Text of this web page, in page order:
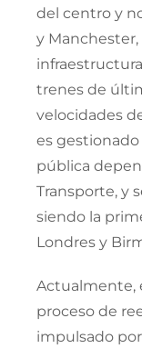
del centro y
y
trenes de
velocidades
es gestionado
pública
Transporte, y
siendo la
Londres y
Actualmente,
proceso de
impulsado